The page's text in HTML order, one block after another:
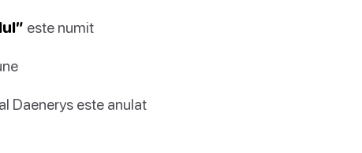
este numit
Daenerys este anulat